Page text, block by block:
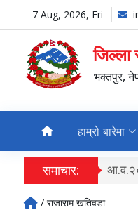
7 Aug, 2026, Fri
जिल्ला
भक्तपुर,
हाम्रो बारेमा
समाचार:
/ राजाराम खतिवडा